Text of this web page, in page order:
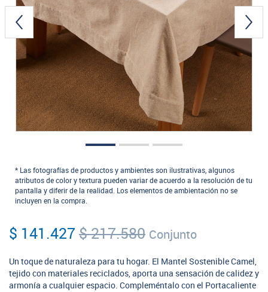
* Las fotografías de productos y ambientes son ilustrativas, algunos
atributos de color y textura pueden variar de acuerdo a la resolución de tu
pantalla y diferir de la realidad. Los elementos de ambientación no se
incluyen en la compra.
$ 141.427 $ 217.580 Conjunto
Un toque de naturaleza para tu hogar. El Mantel Sostenible Camel,
tejido con materiales reciclados, aporta una sensación de calidez y
armonía a cualquier espacio. Compleméntalo con el Portacaliente